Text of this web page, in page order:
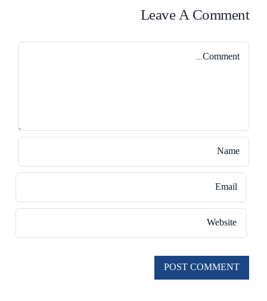
Leave A Comment